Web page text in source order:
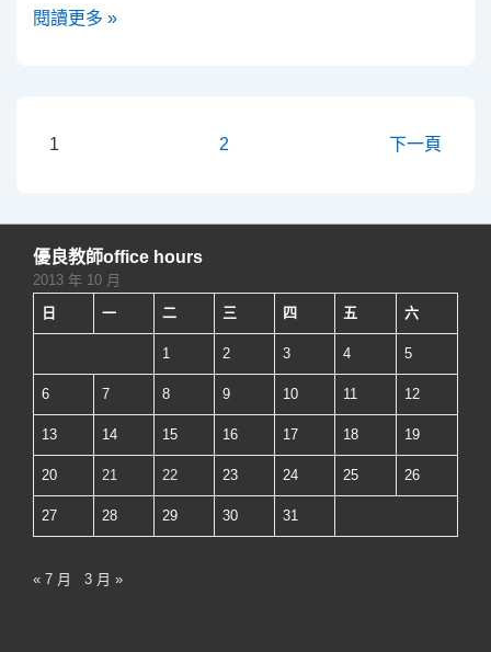
程
師
(MOOCs)
高
技
能
中
啟
用
禮
閱讀更多 »
文
分
頁
1 2 下一頁
優良教師office hours
2013 年 10 月
日
一 二 三 四 五 六
1 2 3 4 5
6 7 8 9 10 11 12
13 14 15 16 17 18 19
20 21 22 23 24 25 26
27 28 29 30 31
« 7 月 3 月 »